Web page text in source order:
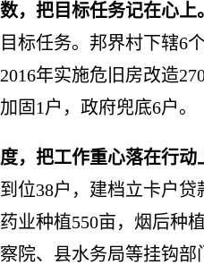
，把目标任务记在心上。
标任务。邦界村下辖6
2016年实施危旧房改造
固 1 户，政府兜底6户。
，把工作重心落在行动
位38户，建档立卡户贷
业种植550亩，烟后种
院、县水务局等挂钩